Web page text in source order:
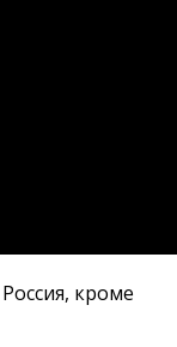
Россия, кроме